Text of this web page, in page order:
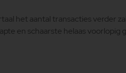
het aantal transacties verder
en schaarste helaas voorlopig